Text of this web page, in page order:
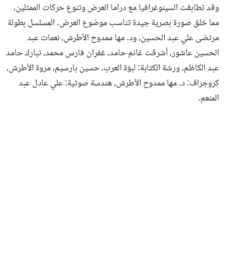
وقد تطابقت السينوغرافيا مع دراما العرض وتنوع حركات الممثلين،
مما خلق صورة بصرية جيدة تناسب موضوع العرض. المسلسل بطولة
مرتضى علي عبد الحسين، ود. مها ممدوح الأطرش، نعمات عبد
الحسين عاشور، أشرقت غانم حامد، غفران فارس محمد، تبارك حامد
عبد الكاظم، ورشة الكتابة: لبؤة العرب، حسين بارسيم، مروة الأطرش،
كروجراف: د. مها ممدوح الأطرش، هندسة صوتية: علي عادل عبد
المنعم.